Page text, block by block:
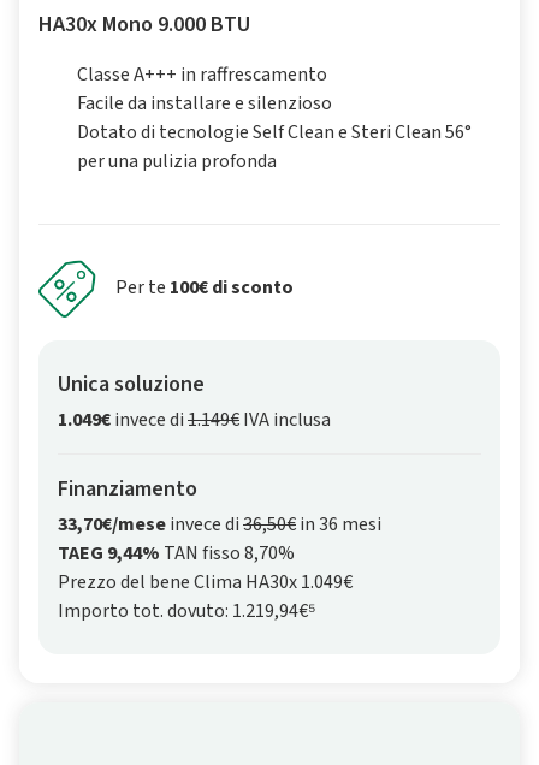
HA30x Mono 9.000 BTU
Classe A+++ in raffrescamento
Facile da installare e silenzioso
Dotato di tecnologie Self Clean e Steri Clean 56°
per una pulizia profonda
Per te 100€ di sconto
Unica soluzione
1.049€invece di1.149€IVA inclusa
Finanziamento
33,70€/meseinvece di36,50€in 36 mesi
TAEG 9,44% TAN fisso 8,70%
Prezzo del bene Clima HA30x 1.049€
Importo tot. dovuto: 1.219,94€⁵